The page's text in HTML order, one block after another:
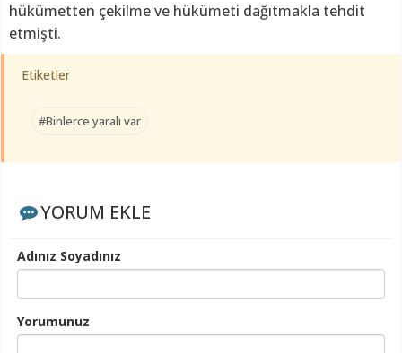
hükümetten çekilme ve hükümeti dağıtmakla tehdit
etmişti.
Etiketler
#Binlerce yaralı var
YORUM EKLE
Adınız Soyadınız
Yorumunuz